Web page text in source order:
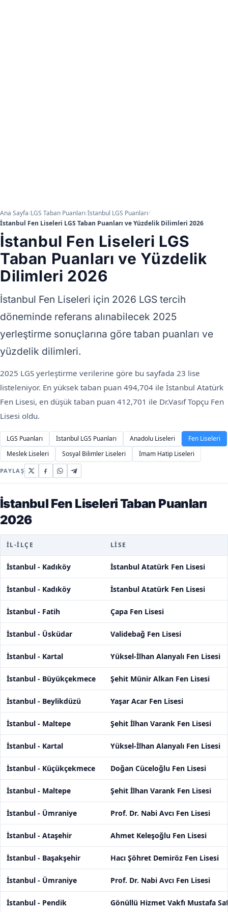
Ana Sayfa/LGS Taban Puanları/İstanbul LGS Puanları/
İstanbul Fen Liseleri LGS Taban Puanları ve Yüzdelik Dilimleri 2026
İstanbul Fen Liseleri LGS
Taban Puanları ve Yüzdelik
Dilimleri 2026
İstanbul Fen Liseleri için 2026 LGS tercih
döneminde referans alınabilecek 2025
yerleştirme sonuçlarına göre taban puanları ve
yüzdelik dilimleri.
2025 LGS yerleştirme verilerine göre bu sayfada 23 lise
listeleniyor. En yüksek taban puan 494,704 ile İstanbul Atatürk
Fen Lisesi, en düşük taban puan 412,701 ile Dr.Vasıf Topçu Fen
Lisesi oldu.
LGS Puanları İstanbul LGS Puanları Anadolu Liseleri
Fen Liseleri
Meslek Liseleri
Sosyal Bilimler Liseleri İmam Hatip Liseleri
PAYLAŞ
İstanbul Fen Liseleri Taban Puanları
2026
İL-İLÇE LISE
İstanbul - Kadıköy İstanbul Atatürk Fen Lisesi
İstanbul - Kadıköy İstanbul Atatürk Fen Lisesi
İstanbul - Fatih Çapa Fen Lisesi
İstanbul - Üsküdar Validebağ Fen Lisesi
İstanbul - Kartal Yüksel-İlhan Alanyalı Fen Lisesi
İstanbul - Büyükçekmece Şehit Münir Alkan Fen Lisesi
İstanbul - Beylikdüzü Yaşar Acar Fen Lisesi
İstanbul - Maltepe Şehit İlhan Varank Fen Lisesi
İstanbul - Kartal Yüksel-İlhan Alanyalı Fen Lisesi
İstanbul - Küçükçekmece Doğan Cüceloğlu Fen Lisesi
İstanbul - Maltepe Şehit İlhan Varank Fen Lisesi
İstanbul - Ümraniye Prof. Dr. Nabi Avcı Fen Lisesi
İstanbul - Ataşehir Ahmet Keleşoğlu Fen Lisesi
İstanbul - Başakşehir Hacı Şöhret Demiröz Fen Lisesi
İstanbul - Ümraniye Prof. Dr. Nabi Avcı Fen Lisesi
İstanbul - Pendik Gönüllü Hizmet Vakfı Mustafa